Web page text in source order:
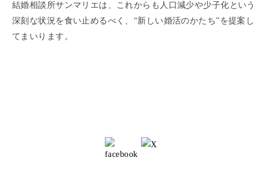
結婚相談所サンマリエは、これからも人口減少や少子化という
深刻な状況を食い止めるべく、“新しい婚活のかたち”を提案し
てまいります。